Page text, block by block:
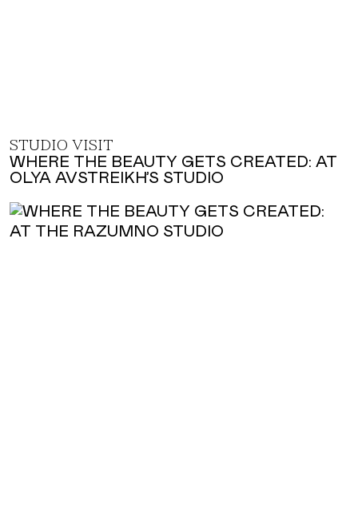
STUDIO VISIT
WHERE THE BEAUTY GETS CREATED: AT
OLYA AVSTREIKH’S STUDIO